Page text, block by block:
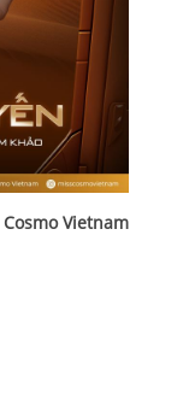
Vietnam